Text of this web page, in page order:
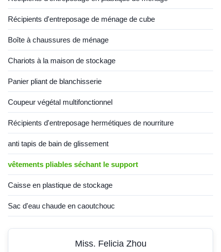
Récipients d'entreposage de ménage de cube
Boîte à chaussures de ménage
Chariots à la maison de stockage
Panier pliant de blanchisserie
Coupeur végétal multifonctionnel
Récipients d'entreposage hermétiques de nourriture
anti tapis de bain de glissement
vêtements pliables séchant le support
Caisse en plastique de stockage
Sac d'eau chaude en caoutchouc
Miss. Felicia Zhou